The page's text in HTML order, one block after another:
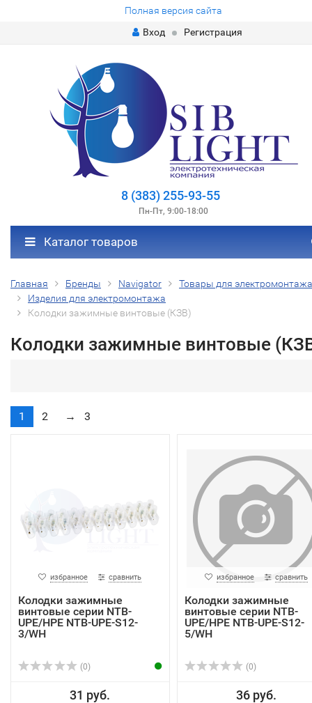
Полная версия сайта
Вход
Регистрация
8 (383) 255-93-55
Пн-Пт, 9:00-18:00
Каталог товаров
Главная Бренды Navigator
Товары для электромонтажа
Изделия для электромонтажа
Колодки зажимные винтовые (КЗВ)
Колодки зажимные винтовые
1 2 → 3
избранное сравнить
Колодки зажимные
винтовые серии NTB-
UPE/HPE NTB-UPE-S12-
3/WH
(0)
31 руб.
избранное сравнить
Колодки зажимные
винтовые серии NTB-
UPE/HPE NTB-UPE-S12-
5/WH
(0)
36 руб.